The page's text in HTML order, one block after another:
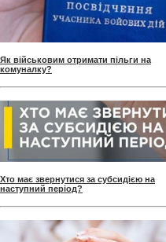
Як військовим отримати пільги на
комуналку?
Хто має звернутися за субсидією на
наступний період?